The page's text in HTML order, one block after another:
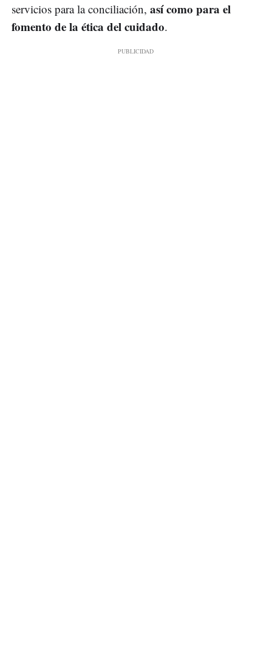
servicios para la conciliación, así como para el
fomento de la ética del cuidado.